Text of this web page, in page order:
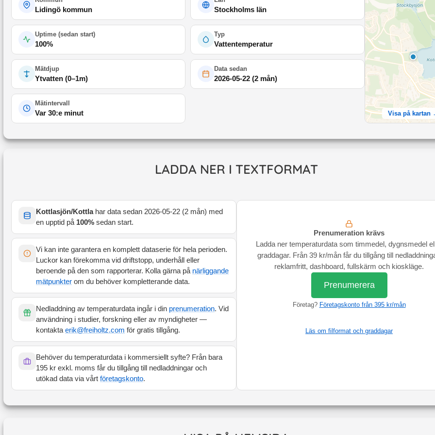
Lidingö kommun Stockholms län
Uptime (sedan start)
100%
Typ
Vattentemperatur
Mätdjup
Ytvatten (0–1m)
Data sedan
2026-05-22 (2 mån)
Mätintervall
Var 30:e minut Visa på kartan
LADDA NER I TEXTFORMAT
Kottlasjön/Kottlahar data sedan 2026-05-22 (2 mån) med
en upptid på 100% sedan start.
Vi kan inte garantera en komplett dataserie för hela perioden.
Luckor kan förekomma vid driftstopp, underhåll eller
beroende på den som rapporterar. Kolla gärna på närliggande
mätpunkter om du behöver kompletterande data.
Nedladdning av temperaturdata ingår i din prenumeration. Vid
användning i studier, forskning eller av myndigheter —
kontakta erik@freiholtz.com för gratis tillgång.
Behöver du temperaturdata i kommersiellt syfte? Från bara
195 kr exkl. moms får du tillgång till nedladdningar och
utökad data via vårt företagskonto.
Prenumeration krävs
Ladda ner temperaturdata som timmedel, dygnsmedel
graddagar. Från 39 kr/mån får du tillgång till
reklamfritt, dashboard, fullskärm och kioskläge.
Prenumerera
Företag? Företagskonto från 395 kr/mån
Läs om filformat och graddagar